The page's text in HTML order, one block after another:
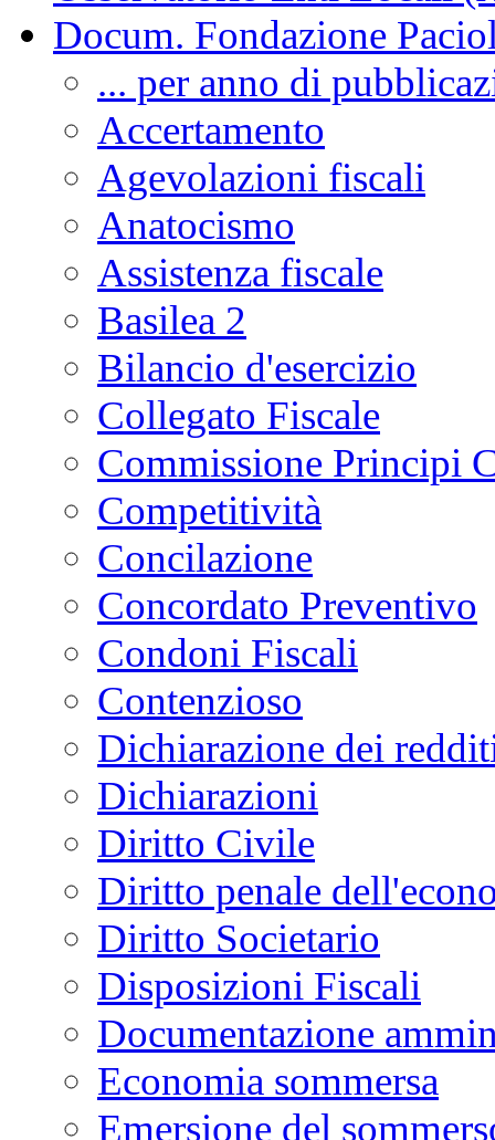
Docum. Fondazione
... per anno di
Accertamento
Agevolazioni fiscali
Anatocismo
Assistenza fiscale
Basilea 2
Bilancio d'esercizio
Collegato Fiscale
Commissione Principi
Competitività
Concilazione
Concordato Preventivo
Condoni Fiscali
Contenzioso
Dichiarazione dei
Dichiarazioni
Diritto Civile
Diritto penale
Diritto Societario
Disposizioni Fiscali
Documentazione
Economia sommersa
Emersione del